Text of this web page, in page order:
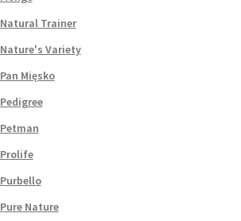
Natural Trainer
Nature's Variety
Pan Mięsko
Pedigree
Petman
Prolife
Purbello
Pure Nature